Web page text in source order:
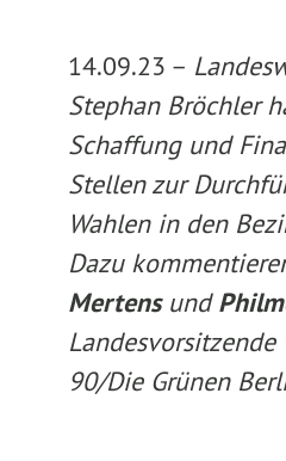
14.09.23 –
Stephan Bröchler
Schaffung und
Stellen zur
Wahlen in den
Dazu
Mertensund
90/Die Grünen